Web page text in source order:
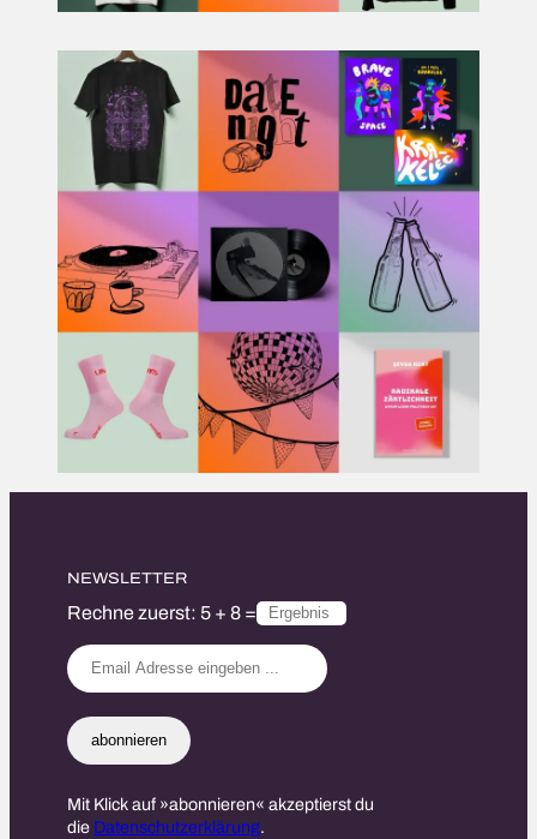
NEWSLETTER
Rechne zuerst: 5 + 8 =
abonnieren
Mit Klick auf »abonnieren« akzeptierst du
die Datenschutzerklärung.